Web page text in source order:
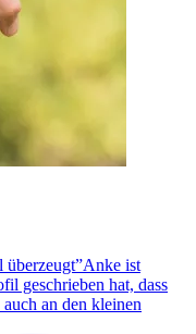
überzeugt”Anke ist
geschrieben hat, dass
an den kleinen